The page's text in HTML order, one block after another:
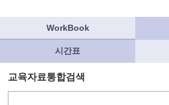
WorkBook
시간표
교육자료통합검색